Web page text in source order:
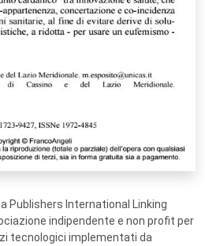
Publishers International Linking
indipendente e non profit per
tecnologici implementati da